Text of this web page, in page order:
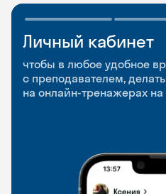
Личный кабинет
чтобы в любое удобное
с преподавателем,
на онлайн-тренажерах
Мобильное
приложение
чтобы заниматься и
и когда удобно
Разговорные
и Talks
Групповые занятия для
и индивидуальные